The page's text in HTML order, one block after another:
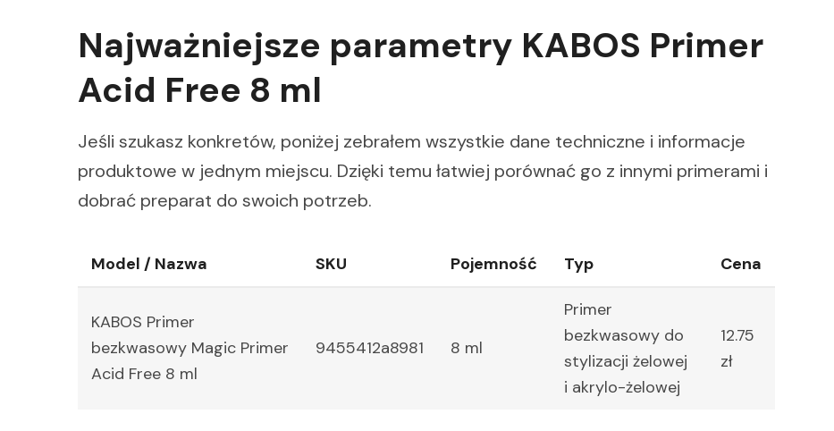
Najważniejsze parametry KABOS Primer
Acid Free 8 ml
Jeśli szukasz konkretów, poniżej zebrałem wszystkie dane techniczne i informacje
produktowe w jednym miejscu. Dzięki temu łatwiej porównać go z innymi primerami i
dobrać preparat do swoich potrzeb.
Model / Nazwa SKU Pojemność Typ Cena
KABOS Primer
bezkwasowy Magic Primer
Acid Free 8 ml
9455412a8981 8 ml
Primer
bezkwasowy do
stylizacji żelowej
i akrylo-żelowej
12.75
zł